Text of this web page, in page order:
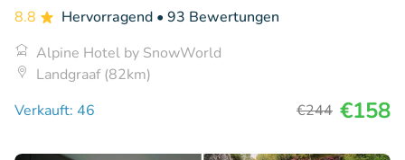
8.8 Hervorragend • 93 Bewertungen
Alpine Hotel by SnowWorld
Landgraaf (82km)
Verkauft: 46
€244 €158